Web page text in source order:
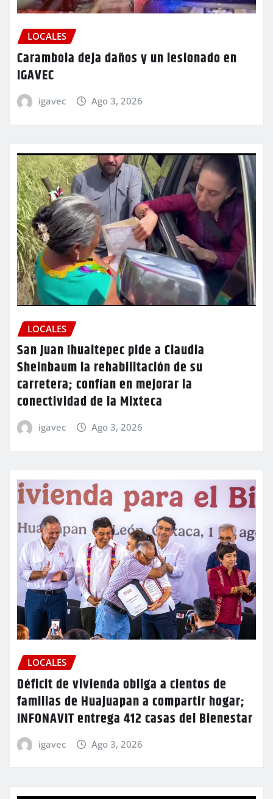
LOCALES
Carambola deja daños y un lesionado en
IGAVEC
igavec Ago 3, 2026
LOCALES
San Juan Ihualtepec pide a Claudia
Sheinbaum la rehabilitación de su
carretera; confían en mejorar la
conectividad de la Mixteca
igavec Ago 3, 2026
LOCALES
Déficit de vivienda obliga a cientos de
familias de Huajuapan a compartir hogar;
INFONAVIT entrega 412 casas del Bienestar
igavec Ago 3, 2026